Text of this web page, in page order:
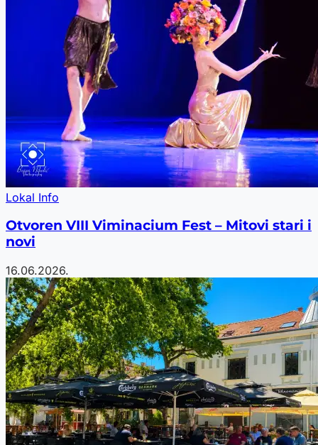
Lokal Info
Otvoren VIII Viminacium Fest – Mitovi stari i
novi
16.06.2026.